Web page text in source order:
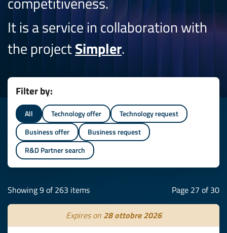
It is a service in collaboration with
the projectSimpler.
Filter by:
All Technology offer
Technology request
Business offer
Business request
R&D Partner search
Showing 9 of 263 items Page 27 of 30
Expires on 28 ottobre 2026